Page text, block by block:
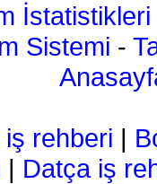
İstatistikleri
Sistemi -
rehberi |
| Datça iş